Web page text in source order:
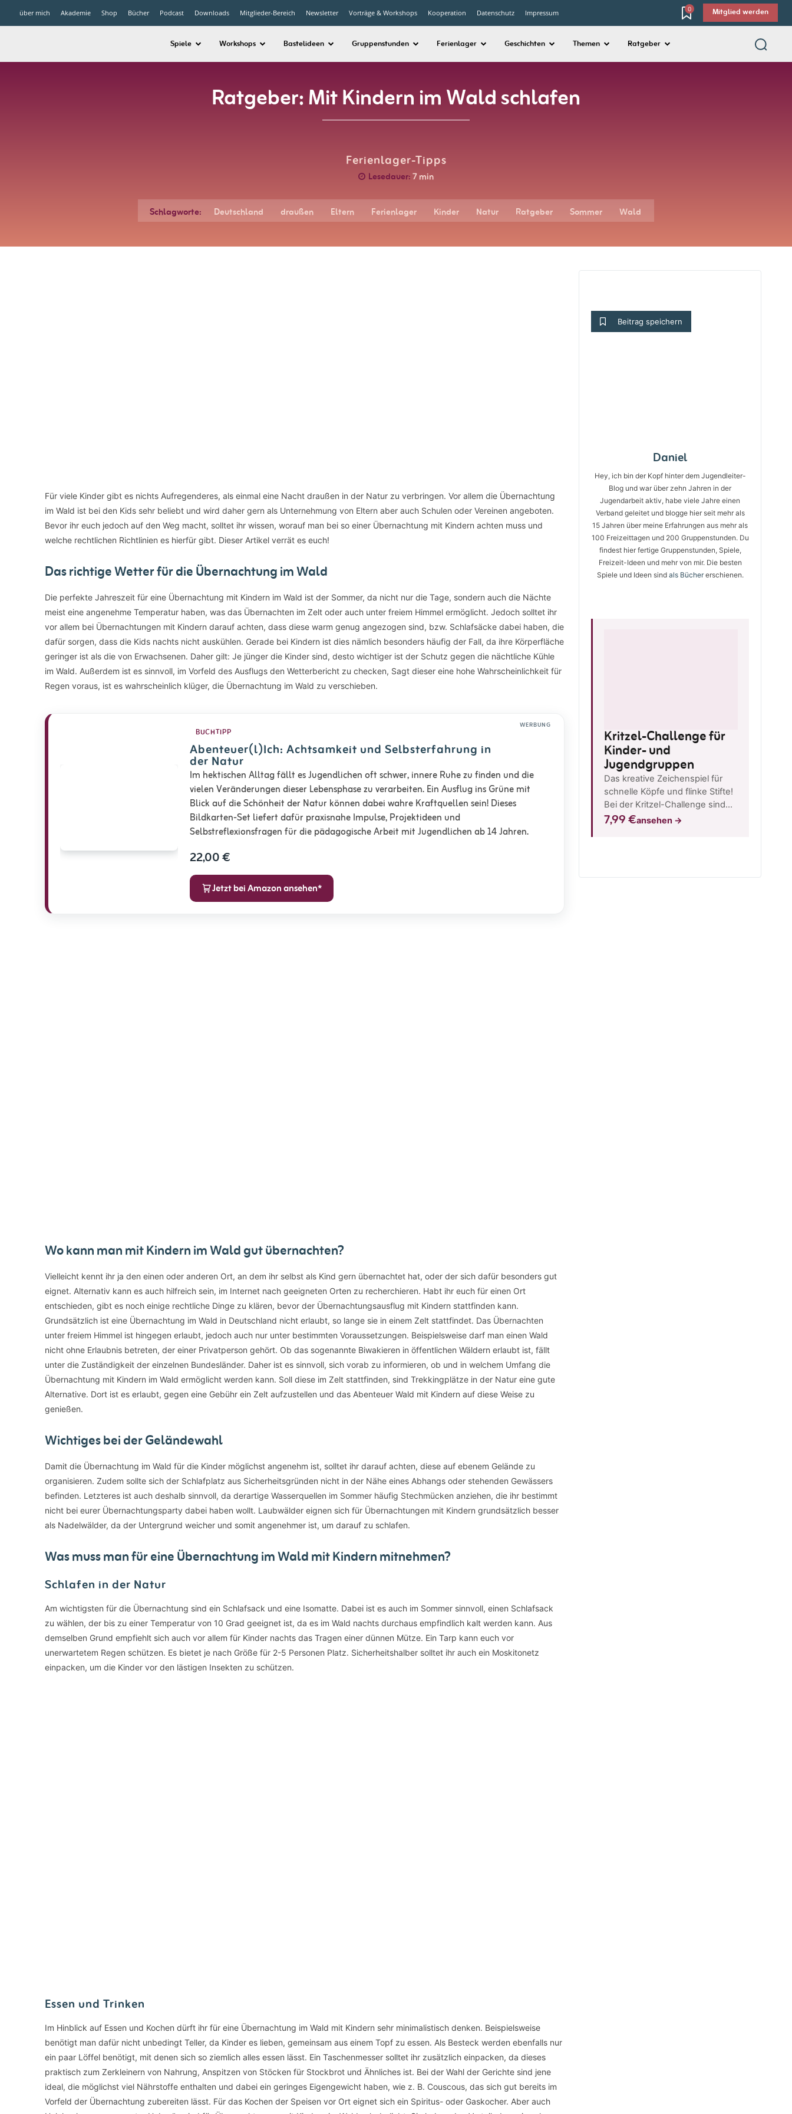
über mich Akademie Shop Bücher Podcast Downloads Mitglieder-Bereich Newsletter Vorträge & Workshops Kooperation Datenschutz Impressum 0 Mitglied werden
Spiele Workshops Bastelideen Gruppenstunden Ferienlager Geschichten Themen Ratgeber
Ratgeber: Mit Kindern im Wald schlafen
Ferienlager-Tipps
Lesedauer: 7 min
Schlagworte: Deutschland draußen Eltern Ferienlager Kinder Natur Ratgeber Sommer Wald
Für viele Kinder gibt es nichts Aufregenderes, als einmal eine Nacht draußen in der Natur zu verbringen. Vor allem die Übernachtung
im Wald ist bei den Kids sehr beliebt und wird daher gern als Unternehmung von Eltern aber auch Schulen oder Vereinen angeboten.
Bevor ihr euch jedoch auf den Weg macht, solltet ihr wissen, worauf man bei so einer Übernachtung mit Kindern achten muss und
welche rechtlichen Richtlinien es hierfür gibt. Dieser Artikel verrät es euch!
Das richtige Wetter für die Übernachtung im Wald
Die perfekte Jahreszeit für eine Übernachtung mit Kindern im Wald ist der Sommer, da nicht nur die Tage, sondern auch die Nächte
meist eine angenehme Temperatur haben, was das Übernachten im Zelt oder auch unter freiem Himmel ermöglicht. Jedoch solltet ihr
vor allem bei Übernachtungen mit Kindern darauf achten, dass diese warm genug angezogen sind, bzw. Schlafsäcke dabei haben, die
dafür sorgen, dass die Kids nachts nicht auskühlen. Gerade bei Kindern ist dies nämlich besonders häufig der Fall, da ihre Körperfläche
geringer ist als die von Erwachsenen. Daher gilt: Je jünger die Kinder sind, desto wichtiger ist der Schutz gegen die nächtliche Kühle
im Wald. Außerdem ist es sinnvoll, im Vorfeld des Ausflugs den Wetterbericht zu checken, Sagt dieser eine hohe Wahrscheinlichkeit für
Regen voraus, ist es wahrscheinlich klüger, die Übernachtung im Wald zu verschieben.
WERBUNG
BUCHTIPP
Abenteuer(l)Ich: Achtsamkeit und Selbsterfahrung in
der Natur
Im hektischen Alltag fällt es Jugendlichen oft schwer, innere Ruhe zu finden und die
vielen Veränderungen dieser Lebensphase zu verarbeiten. Ein Ausflug ins Grüne mit
Blick auf die Schönheit der Natur können dabei wahre Kraftquellen sein! Dieses
Bildkarten-Set liefert dafür praxisnahe Impulse, Projektideen und
Selbstreflexionsfragen für die pädagogische Arbeit mit Jugendlichen ab 14 Jahren.
22,00 €
Jetzt bei Amazon ansehen*
Wo kann man mit Kindern im Wald gut übernachten?
Vielleicht kennt ihr ja den einen oder anderen Ort, an dem ihr selbst als Kind gern übernachtet hat, oder der sich dafür besonders gut
eignet. Alternativ kann es auch hilfreich sein, im Internet nach geeigneten Orten zu recherchieren. Habt ihr euch für einen Ort
entschieden, gibt es noch einige rechtliche Dinge zu klären, bevor der Übernachtungsausflug mit Kindern stattfinden kann.
Grundsätzlich ist eine Übernachtung im Wald in Deutschland nicht erlaubt, so lange sie in einem Zelt stattfindet. Das Übernachten
unter freiem Himmel ist hingegen erlaubt, jedoch auch nur unter bestimmten Voraussetzungen. Beispielsweise darf man einen Wald
nicht ohne Erlaubnis betreten, der einer Privatperson gehört. Ob das sogenannte Biwakieren in öffentlichen Wäldern erlaubt ist, fällt
unter die Zuständigkeit der einzelnen Bundesländer. Daher ist es sinnvoll, sich vorab zu informieren, ob und in welchem Umfang die
Übernachtung mit Kindern im Wald ermöglicht werden kann. Soll diese im Zelt stattfinden, sind Trekkingplätze in der Natur eine gute
Alternative. Dort ist es erlaubt, gegen eine Gebühr ein Zelt aufzustellen und das Abenteuer Wald mit Kindern auf diese Weise zu
genießen.
Wichtiges bei der Geländewahl
Damit die Übernachtung im Wald für die Kinder möglichst angenehm ist, solltet ihr darauf achten, diese auf ebenem Gelände zu
organisieren. Zudem sollte sich der Schlafplatz aus Sicherheitsgründen nicht in der Nähe eines Abhangs oder stehenden Gewässers
befinden. Letzteres ist auch deshalb sinnvoll, da derartige Wasserquellen im Sommer häufig Stechmücken anziehen, die ihr bestimmt
nicht bei eurer Übernachtungsparty dabei haben wollt. Laubwälder eignen sich für Übernachtungen mit Kindern grundsätzlich besser
als Nadelwälder, da der Untergrund weicher und somit angenehmer ist, um darauf zu schlafen.
Was muss man für eine Übernachtung im Wald mit Kindern mitnehmen?
Schlafen in der Natur
Am wichtigsten für die Übernachtung sind ein Schlafsack und eine Isomatte. Dabei ist es auch im Sommer sinnvoll, einen Schlafsack
zu wählen, der bis zu einer Temperatur von 10 Grad geeignet ist, da es im Wald nachts durchaus empfindlich kalt werden kann. Aus
demselben Grund empfiehlt sich auch vor allem für Kinder nachts das Tragen einer dünnen Mütze. Ein Tarp kann euch vor
unerwartetem Regen schützen. Es bietet je nach Größe für 2-5 Personen Platz. Sicherheitshalber solltet ihr auch ein Moskitonetz
einpacken, um die Kinder vor den lästigen Insekten zu schützen.
Essen und Trinken
Im Hinblick auf Essen und Kochen dürft ihr für eine Übernachtung im Wald mit Kindern sehr minimalistisch denken. Beispielsweise
benötigt man dafür nicht unbedingt Teller, da Kinder es lieben, gemeinsam aus einem Topf zu essen. Als Besteck werden ebenfalls nur
ein paar Löffel benötigt, mit denen sich so ziemlich alles essen lässt. Ein Taschenmesser solltet ihr zusätzlich einpacken, da dieses
praktisch zum Zerkleinern von Nahrung, Anspitzen von Stöcken für Stockbrot und Ähnliches ist. Bei der Wahl der Gerichte sind jene
ideal, die möglichst viel Nährstoffe enthalten und dabei ein geringes Eigengewicht haben, wie z. B. Couscous, das sich gut bereits im
Vorfeld der Übernachtung zubereiten lässt. Für das Kochen der Speisen vor Ort eignet sich ein Spiritus- oder Gaskocher. Aber auch
Beitrag speichern
Daniel
Hey, ich bin der Kopf hinter dem Jugendleiter-
Blog und war über zehn Jahren in der
Jugendarbeit aktiv, habe viele Jahre einen
Verband geleitet und blogge hier seit mehr als
15 Jahren über meine Erfahrungen aus mehr als
100 Freizeittagen und 200 Gruppenstunden. Du
findest hier fertige Gruppenstunden, Spiele,
Freizeit-Ideen und mehr von mir. Die besten
Spiele und Ideen sind als Büchererschienen.
Kritzel-Challenge für
Kinder- und
Jugendgruppen
Das kreative Zeichenspiel für
schnelle Köpfe und flinke Stifte!
Bei der Kritzel-Challenge sind
Fantasie, Teamgeist und S…
7,99 €ansehen →